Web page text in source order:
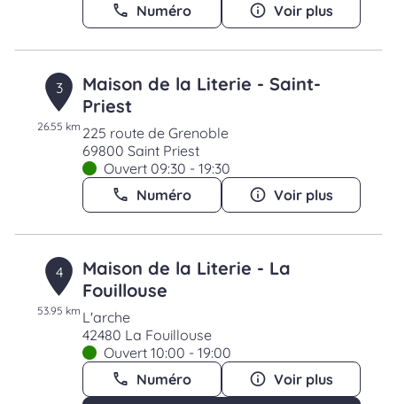
Numéro
Voir plus
3
26.55 km
Maison de la Literie - Saint-
Priest
225 route de Grenoble
69800 Saint Priest
Ouvert 09:30 - 19:30
Numéro
Voir plus
4
53.95 km
Maison de la Literie - La
Fouillouse
L'arche
42480 La Fouillouse
Ouvert 10:00 - 19:00
Numéro
Voir plus